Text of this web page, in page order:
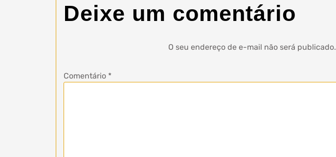
Deixe um comentário
O seu endereço de e-mail não será publicado.
Comentário *